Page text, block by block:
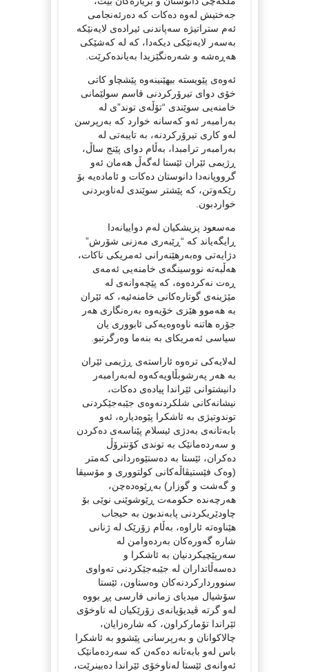
جەختیش لەوە دەکات کە دەرئەنجامی
ئەم ستراتیژە سەپاندنی ئیرادەی لایەنێکە
بەسەر لایەنێکی دیکەدا، کە لە کەشێکی
هەڕەشە و شەرەنگێزیدا بەیاندەکرێت.
ئەوەی پێویستە بیهێنینەوە پێشچاو کاتی
خۆی دوای تیرۆرکردنی قاسم سولێمانی
خامنەیی سوێندی “تۆڵەی توند”ی لە
بەرامبەر ئەو کەسانە خوارد کە بەرپرسن
لەو کاری تیرۆرکردنە، بە تایبەتی لە
بەرامبەر ترامبدا، بەڵام دوای پێنج ساڵ،
ڕژیمی ئێران ئێستا لەگەڵ هەمان ئەو
گرووپانەدا دانوستان دەکات و ئامادەیە بۆ
رێکەوتن، کە پێشتر سوێندی لەناوبردنی
خواردبون.
مەسعود پزیشکیان لەم دواییانەدا
ڕایگەیاند کە “ڕێبەری مەزنی شۆرش”
دژایەتی وەبەرهێنەرانی ئەمریکی ناکات،
هەڵبەتە نووسینگەی خامنەیی ئەمەی
ڕەت نەکردەوە، کە پێچەوانەی لە
مێژینەی گوتارەکانی خامنەئیە، کە ئێران
بە هەموو هێزی خۆیەوە بەرەنگاری هەر
جۆرە هاتنە ناوەوەیەکی ئابووری یان
سیاسی ئەمریکای بە بنەما وەرگرتبو.
لەلایەکی ترەوە ئاراستەی ڕژیمی ئێران
بە هەر پەرشوبڵاویەکەوە لەبەرامبەر
دانیشتوانی ئێراندا پیادەی دەکات،
نیشانەکانی شلکردنەوەی جێبەجێکردنی
توندوتیژی بە ئاشکرا پێوەدیارە، ئەو
بابەتانەی بەدژی ئیسلام پێناسەی دەکردن
و سەردەمانێک بە توندی کۆنترۆڵ
دەکران، ئێستا بە دەستێوەردانی کەمتر
(وەک فێستیڤاڵەکانی کولتووری و مۆسیقا
و گەشت و گوزار) بەڕێوەدەچن،
هەرچەندە حکومەت ڕێوشوێنی نوێی بۆ
چاودێریکردنی پابەندبون بە حیجاب
هێناوەتە ئاراوە، بەڵام زۆرێک لە ژنانی
شارە گەورەکان بەردەوامن لە
سەرپێچیکردنیان بە ئاشکرا و
دەسەڵاتداران لە جێبەجێکردنی تەواوی
سنووردارکردنەکان وەستاون، ئێستا
سۆشیال میدیای زمانی فارسی پڕ بووە
لەو گرتە ڤیدیۆیانەی زۆرێکیان لە ناوخۆی
ئێراندا تۆمارکراون، کە شارەزایان،
چالاکوانان و بەرپرسانی پێشوو بە ئاشکرا
باس لەو بابەتانە دەکەن کە سەردەمانێک
ئەوانەی ئێستا لەناوخۆی ئێراندا دەبینرێت،